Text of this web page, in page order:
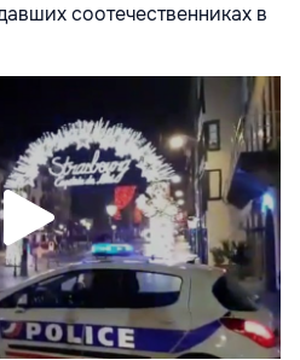
соотечественниках в